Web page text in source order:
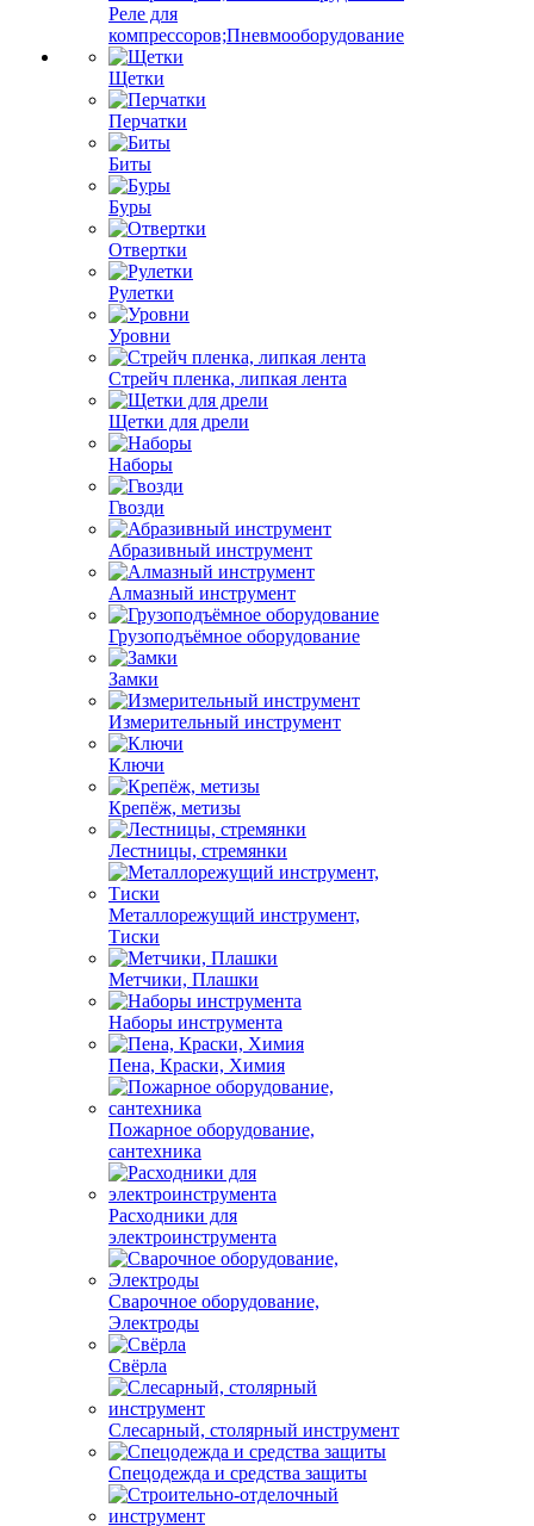
Реле для
компрессоров;Пневмооборудование
Щетки
Перчатки
Биты
Буры
Отвертки
Рулетки
Уровни
Стрейч пленка, липкая лента
Щетки для дрели
Наборы
Гвозди
Абразивный инструмент
Алмазный инструмент
Грузоподъёмное оборудование
Замки
Измерительный инструмент
Ключи
Крепёж, метизы
Лестницы, стремянки
Металлорежущий инструмент,
Тиски
Метчики, Плашки
Наборы инструмента
Пена, Краски, Химия
Пожарное оборудование,
сантехника
Расходники для
электроинструмента
Сварочное оборудование,
Электроды
Свёрла
Слесарный, столярный инструмент
Спецодежда и средства защиты